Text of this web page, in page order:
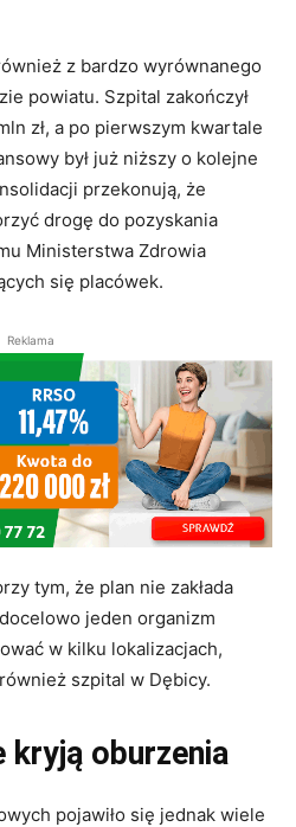
z bardzo wyrównanego
powiatu. Szpital zakończył
zł, a po pierwszym kwartale
był już niższy o kolejne
przekonują, że
drogę do pozyskania
Ministerstwa Zdrowia
się placówek.
Reklama
tym, że plan nie zakłada
jeden organizm
w kilku lokalizacjach,
szpital w Dębicy.
kryją oburzenia
pojawiło się jednak wiele